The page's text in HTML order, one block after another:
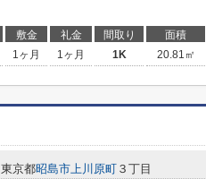
敷金 礼金 間取り 面積
1ヶ月 1ヶ月 1K 20.81㎡
東京都昭島市上川原町 ３丁目